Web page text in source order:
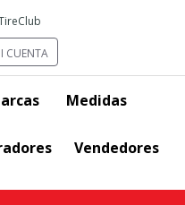
CUENTA
Medidas
Vendedores